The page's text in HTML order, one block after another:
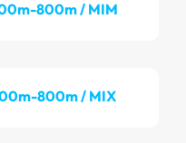
800m / MIM
800m / MIX